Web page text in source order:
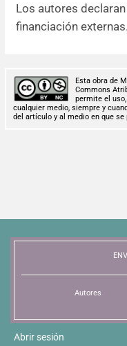
Los autores
financiación externas.
Esta obra de
Commons
permite el
cualquier medio, siempre y
del artículo y al medio en que se
Autores
Abrir sesión